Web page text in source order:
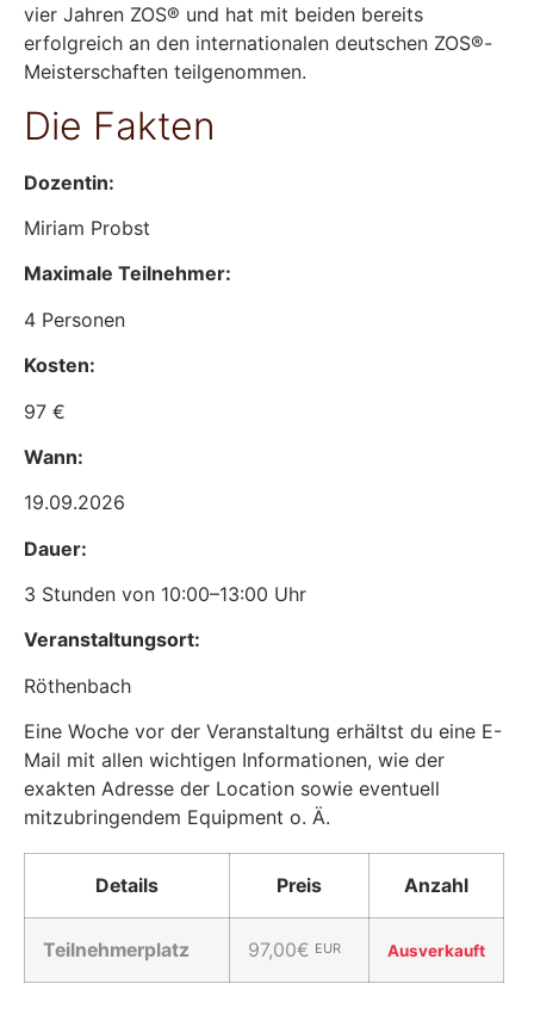
vier Jahren ZOS® und hat mit beiden bereits
erfolgreich an den internationalen deutschen ZOS®-
Meisterschaften teilgenommen.
Die Fakten
Dozentin:
Miriam Probst
Maximale Teilnehmer:
4 Personen
Kosten:
97 €
Wann:
19.09.2026
Dauer:
3 Stunden von 10:00–13:00 Uhr
Veranstaltungsort:
Röthenbach
Eine Woche vor der Veranstaltung erhältst du eine E-
Mail mit allen wichtigen Informationen, wie der
exakten Adresse der Location sowie eventuell
mitzubringendem Equipment o. Ä.
Details Preis Anzahl
Teilnehmerplatz 97,00€ EUR Ausverkauft